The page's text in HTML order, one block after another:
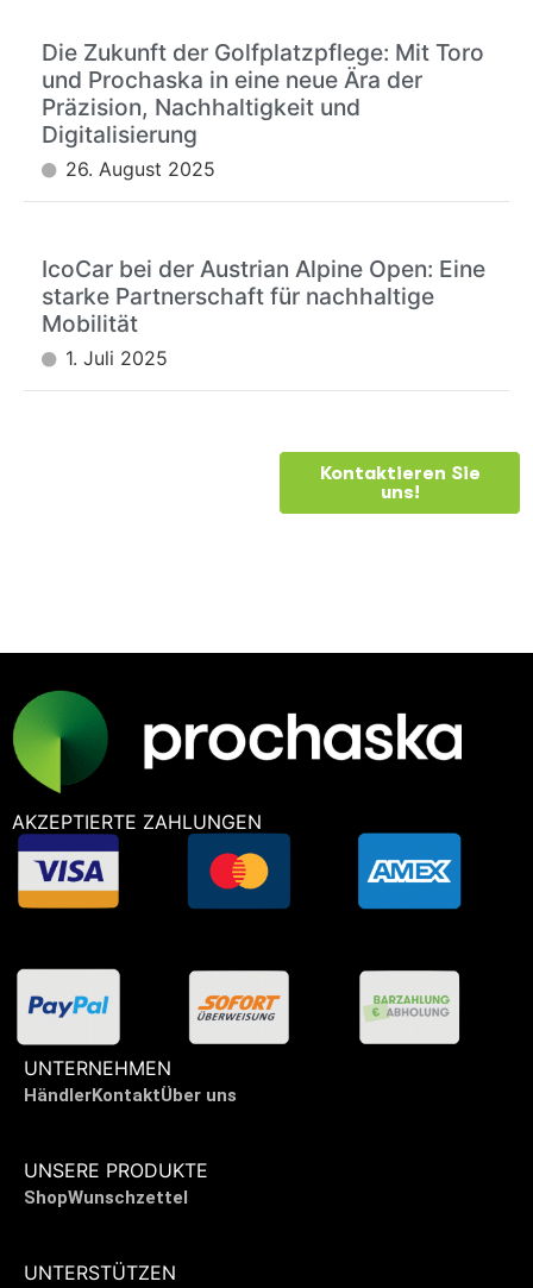
Die Zukunft der Golfplatzpflege: Mit Toro
und Prochaska in eine neue Ära der
Präzision, Nachhaltigkeit und
Digitalisierung
26. August 2025
IcoCar bei der Austrian Alpine Open: Eine
starke Partnerschaft für nachhaltige
Mobilität
1. Juli 2025
Kontaktieren Sie
uns!
AKZEPTIERTE ZAHLUNGEN
UNTERNEHMEN
HändlerKontaktÜber uns
UNSERE PRODUKTE
ShopWunschzettel
UNTERSTÜTZEN